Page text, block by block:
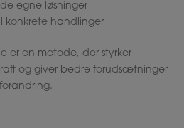
egne løsninger
handlinger
er en metode, der styrker
og giver bedre forudsætninger